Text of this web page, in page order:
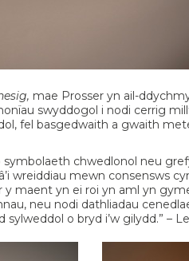
mae Prosser yn ail-
swyddogol i nodi cerrig
fel basgedwaith a gwaith
symbolaeth chwedlonol neu
wreiddiau mewn consensws
y maent yn ei roi yn aml yn
neu nodi dathliadau
o bryd i’w gilydd.” –